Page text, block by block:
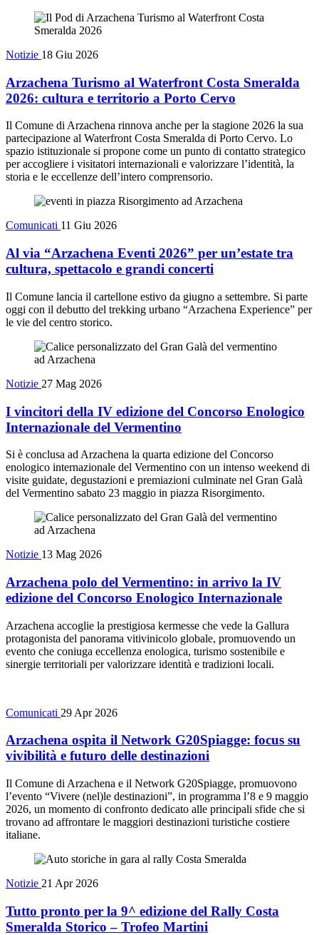
Notizie 18 Giu 2026
Arzachena Turismo al Waterfront Costa Smeralda
2026: cultura e territorio a Porto Cervo
Il Comune di Arzachena rinnova anche per la stagione 2026 la sua
partecipazione al Waterfront Costa Smeralda di Porto Cervo. Lo
spazio istituzionale si propone come un punto di contatto strategico
per accogliere i visitatori internazionali e valorizzare l’identità, la
storia e le eccellenze dell’intero comprensorio.
Comunicati 11 Giu 2026
Al via “Arzachena Eventi 2026” per un’estate tra
cultura, spettacolo e grandi concerti
Il Comune lancia il cartellone estivo da giugno a settembre. Si parte
oggi con il debutto del trekking urbano “Arzachena Experience” per
le vie del centro storico.
Notizie 27 Mag 2026
I vincitori della IV edizione del Concorso Enologico
Internazionale del Vermentino
Si è conclusa ad Arzachena la quarta edizione del Concorso
enologico internazionale del Vermentino con un intenso weekend di
visite guidate, degustazioni e premiazioni culminate nel Gran Galà
del Vermentino sabato 23 maggio in piazza Risorgimento.
Notizie 13 Mag 2026
Arzachena polo del Vermentino: in arrivo la IV
edizione del Concorso Enologico Internazionale
Arzachena accoglie la prestigiosa kermesse che vede la Gallura
protagonista del panorama vitivinicolo globale, promuovendo un
evento che coniuga eccellenza enologica, turismo sostenibile e
sinergie territoriali per valorizzare identità e tradizioni locali.
Comunicati 29 Apr 2026
Arzachena ospita il Network G20Spiagge: focus su
vivibilità e futuro delle destinazioni
Il Comune di Arzachena e il Network G20Spiagge, promuovono
l’evento “Vivere (nel)le destinazioni”, in programma l’8 e 9 maggio
2026, un momento di confronto dedicato alle principali sfide che si
trovano ad affrontare le maggiori destinazioni turistiche costiere
italiane.
Notizie 21 Apr 2026
Tutto pronto per la 9^ edizione del Rally Costa
Smeralda Storico – Trofeo Martini